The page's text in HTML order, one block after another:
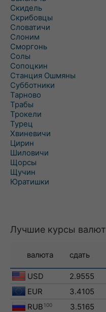
Скидель
Скрибовцы
Словатичи
Слоним
Сморгонь
Солы
Сопоцкин
Станция Ошмяны
Субботники
Тарново
Трабы
Трокели
Турец
Хвиневичи
Цирин
Шиловичи
Щорсы
Щучин
Юратишки
Лучшие курсы валют
валюта сдать
USD 2.9555
EUR
3.4105
RUB 100 3.5165